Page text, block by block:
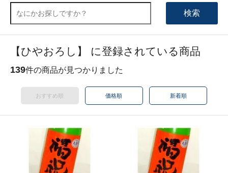
検索
【ひやおろし】 に登録されている商品
139件の商品が見つかりました
おすすめ順 価格順 新着順